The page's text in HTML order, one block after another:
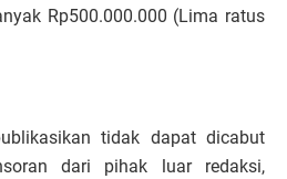
Rp500.000.000 (Lima ratus
tidak dapat dicabut
dari pihak luar redaksi,